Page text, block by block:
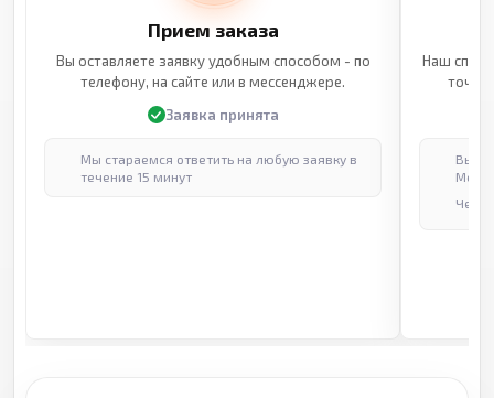
Прием заказа
Вы оставляете заявку удобным способом - по
телефону, на сайте или в мессенджере.
Заявка принята
Мы стараемся ответить на любую заявку в
течение 15 минут
Наш